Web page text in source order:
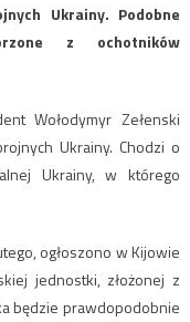
Ukrainy. Podobne
z ochotników
Wołodymyr Zełenski
Ukrainy. Chodzi o
Ukrainy, w którego
ogłoszono w Kijowie
jednostki, złożonej z
będzie prawdopodobnie